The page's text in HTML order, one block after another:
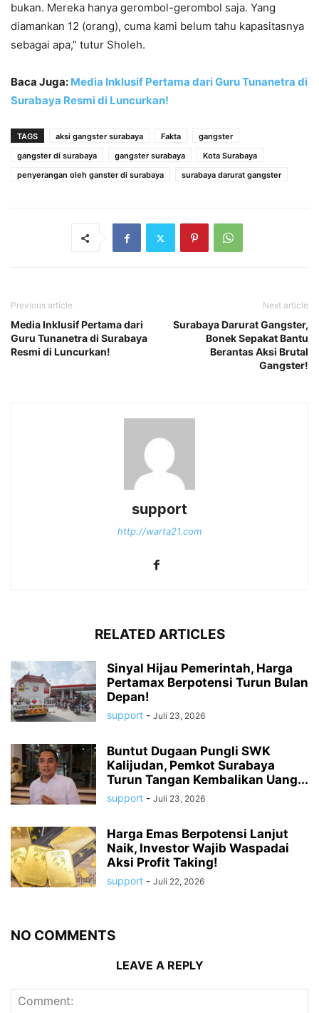
bukan. Mereka hanya gerombol-gerombol saja. Yang
diamankan 12 (orang), cuma kami belum tahu kapasitasnya
sebagai apa,” tutur Sholeh.
Baca Juga: Media Inklusif Pertama dari Guru Tunanetra di
Surabaya Resmi di Luncurkan!
TAGS aksi gangster surabaya Fakta
gangster
gangster di surabaya
gangster surabaya
Kota Surabaya
penyerangan oleh ganster di surabaya
surabaya darurat gangster
Previous article
Media Inklusif Pertama dari
Guru Tunanetra di Surabaya
Resmi di Luncurkan!
Next article
Surabaya Darurat Gangster,
Bonek Sepakat Bantu
Berantas Aksi Brutal
Gangster!
support
http://warta21.com
RELATED ARTICLES
Sinyal Hijau Pemerintah, Harga
Pertamax Berpotensi Turun Bulan
Depan!
support - Juli 23, 2026
Buntut Dugaan Pungli SWK
Kalijudan, Pemkot Surabaya
Turun Tangan Kembalikan Uang...
support - Juli 23, 2026
Harga Emas Berpotensi Lanjut
Naik, Investor Wajib Waspadai
Aksi Profit Taking!
support - Juli 22, 2026
NO COMMENTS
LEAVE A REPLY